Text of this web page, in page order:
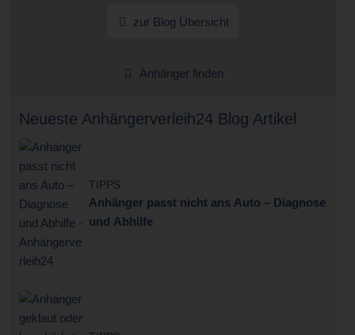
zur Blog Übersicht
Anhänger finden
Neueste Anhängerverleih24 Blog Artikel
TIPPS
Anhänger passt nicht ans Auto – Diagnose
und Abhilfe